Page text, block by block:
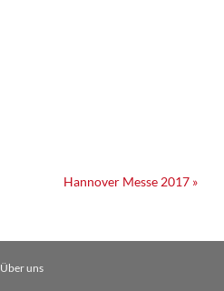
Hannover Messe 2017 »
Über uns